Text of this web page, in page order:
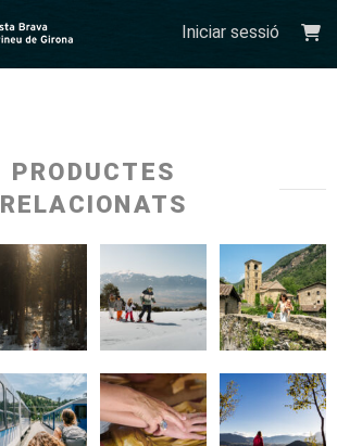
Iniciar sessió
PRODUCTES
RELACIONATS